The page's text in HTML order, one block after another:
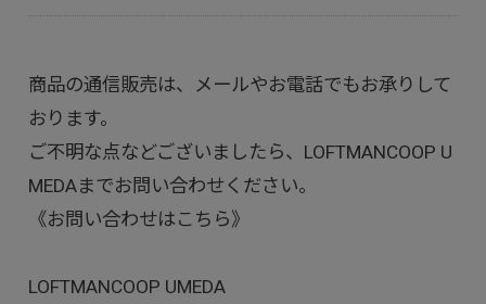
商品の通信販売は、メールやお電話でもお承りして
おります。
ご不明な点などございましたら、LOFTMANCOOP U
MEDAまでお問い合わせください。
《お問い合わせはこちら》
LOFTMANCOOP UMEDA